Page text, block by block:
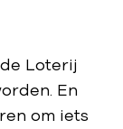
Loterij
En
om iets